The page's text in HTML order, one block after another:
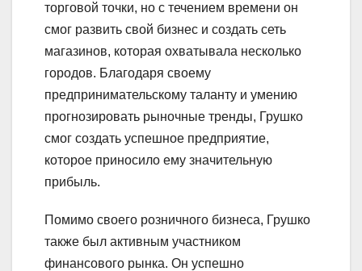
торговой точки, но с течением времени он
смог развить свой бизнес и создать сеть
магазинов, которая охватывала несколько
городов. Благодаря своему
предпринимательскому таланту и умению
прогнозировать рыночные тренды, Грушко
смог создать успешное предприятие,
которое приносило ему значительную
прибыль.
Помимо своего розничного бизнеса, Грушко
также был активным участником
финансового рынка. Он успешно